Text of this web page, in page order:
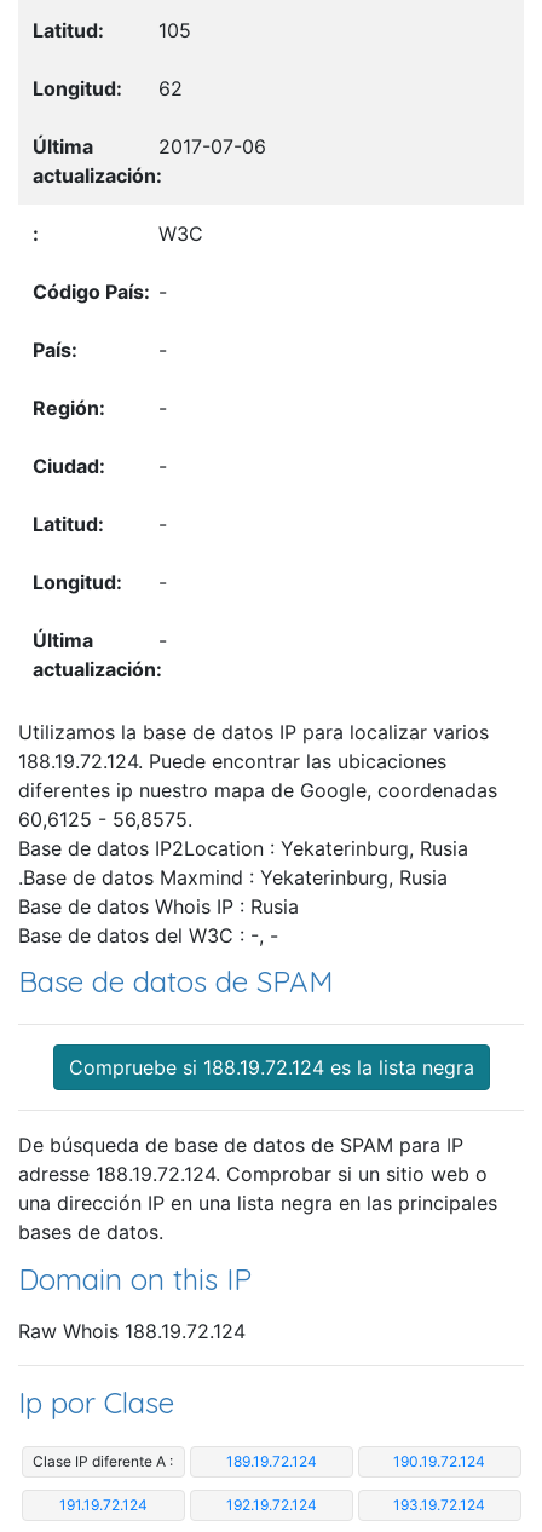
105
62
2017-07-06
W3C
-
-
-
-
-
-
-
Utilizamos la base de datos IP para localizar varios
188.19.72.124. Puede encontrar las ubicaciones
diferentes ip nuestro mapa de Google, coordenadas
60,6125 - 56,8575.
Base de datos IP2Location : Yekaterinburg, Rusia
.Base de datos Maxmind : Yekaterinburg, Rusia
Base de datos Whois IP : Rusia
Base de datos del W3C : -, -
Base de datos de SPAM
Compruebe si 188.19.72.124 es la lista negra
De búsqueda de base de datos de SPAM para IP
adresse 188.19.72.124. Comprobar si un sitio web o
una dirección IP en una lista negra en las principales
bases de datos.
Domain on this IP
Raw Whois 188.19.72.124
Ip por Clase
Clase IP diferente A : 189.19.72.124 190.19.72.124
191.19.72.124 192.19.72.124 193.19.72.124